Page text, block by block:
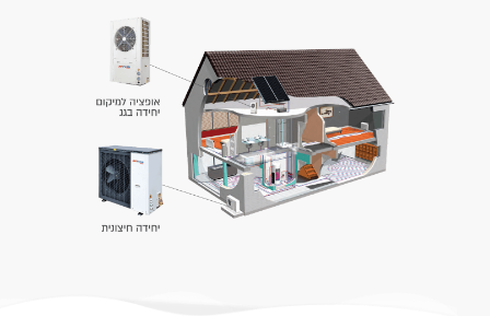
לקבוע האם זו אופציה מתאימה למצב
הספציפי שלכם. עם התקנה ותחזוקה
נכונים, חימום תת רצפתי יכול לספק
פתרון חימום נוח וחסכוני באנרגיה
לביתכם.